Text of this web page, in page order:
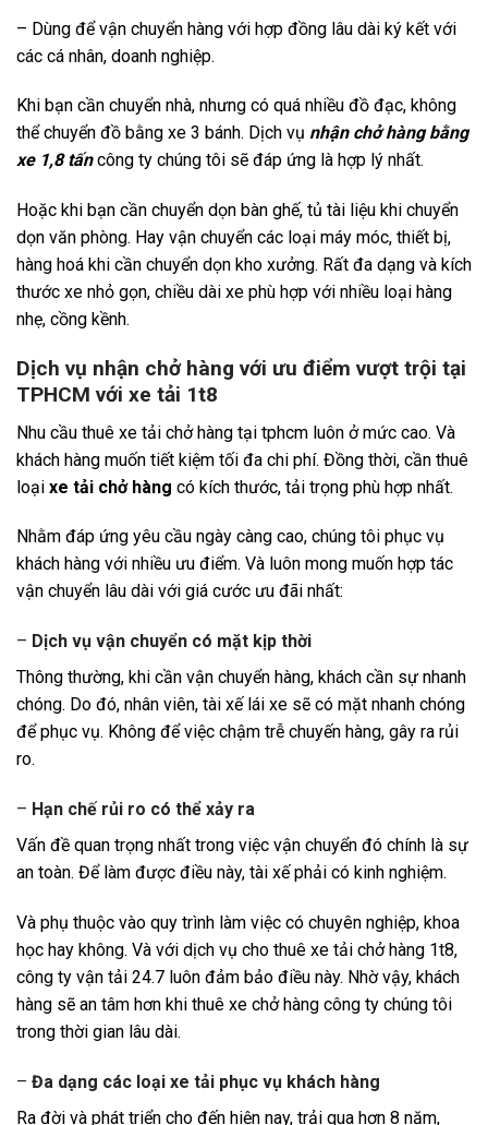
– Dùng để vận chuyển hàng với hợp đồng lâu dài ký kết với
các cá nhân, doanh nghiệp.
Khi bạn cần chuyển nhà, nhưng có quá nhiều đồ đạc, không
thể chuyển đồ bằng xe 3 bánh. Dịch vụ nhận chở hàng bằng
xe 1,8 tấncông ty chúng tôi sẽ đáp ứng là hợp lý nhất.
Hoặc khi bạn cần chuyển dọn bàn ghế, tủ tài liệu khi chuyển
dọn văn phòng. Hay vận chuyển các loại máy móc, thiết bị,
hàng hoá khi cần chuyển dọn kho xưởng. Rất đa dạng và kích
thước xe nhỏ gọn, chiều dài xe phù hợp với nhiều loại hàng
nhẹ, cồng kềnh.
Dịch vụ nhận chở hàng với ưu điểm vượt trội tại
TPHCM với xe tải 1t8
Nhu cầu thuê xe tải chở hàng tại tphcm luôn ở mức cao. Và
khách hàng muốn tiết kiệm tối đa chi phí. Đồng thời, cần thuê
loại xe tải chở hàng có kích thước, tải trọng phù hợp nhất.
Nhằm đáp ứng yêu cầu ngày càng cao, chúng tôi phục vụ
khách hàng với nhiều ưu điểm. Và luôn mong muốn hợp tác
vận chuyển lâu dài với giá cước ưu đãi nhất:
– Dịch vụ vận chuyển có mặt kịp thời
Thông thường, khi cần vận chuyển hàng, khách cần sự nhanh
chóng. Do đó, nhân viên, tài xế lái xe sẽ có mặt nhanh chóng
để phục vụ. Không để việc chậm trễ chuyến hàng, gây ra rủi
ro.
– Hạn chế rủi ro có thể xảy ra
Vấn đề quan trọng nhất trong việc vận chuyển đó chính là sự
an toàn. Để làm được điều này, tài xế phải có kinh nghiệm.
Và phụ thuộc vào quy trình làm việc có chuyên nghiệp, khoa
học hay không. Và với dịch vụ cho thuê xe tải chở hàng 1t8,
công ty vận tải 24.7 luôn đảm bảo điều này. Nhờ vậy, khách
hàng sẽ an tâm hơn khi thuê xe chở hàng công ty chúng tôi
trong thời gian lâu dài.
– Đa dạng các loại xe tải phục vụ khách hàng
Ra đời và phát triển cho đến hiện nay, trải qua hơn 8 năm,